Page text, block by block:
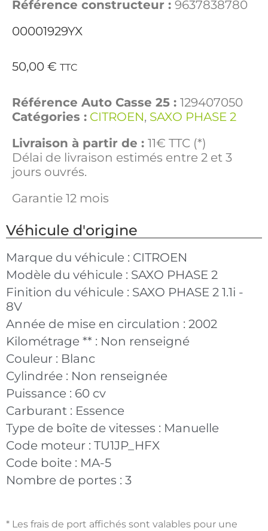
Référence constructeur : 9637838780
00001929YX
50,00 € TTC
Référence Auto Casse 25 : 129407050
Catégories : CITROEN, SAXO PHASE 2
Livraison à partir de : 11€ TTC (*)
Délai de livraison estimés entre 2 et 3
jours ouvrés.
Garantie 12 mois
Véhicule d'origine
Marque du véhicule : CITROEN
Modèle du véhicule : SAXO PHASE 2
Finition du véhicule : SAXO PHASE 2 1.1i -
8V
Année de mise en circulation : 2002
Kilométrage ** : Non renseigné
Couleur : Blanc
Cylindrée : Non renseignée
Puissance : 60 cv
Carburant : Essence
Type de boîte de vitesses : Manuelle
Code moteur : TU1JP_HFX
Code boite : MA-5
Nombre de portes : 3
* Les frais de port affichés sont valables pour une